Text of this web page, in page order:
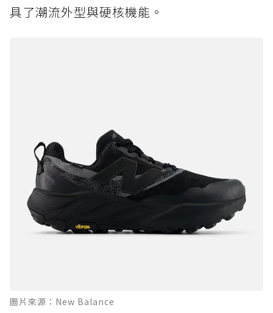
具了潮流外型與硬核機能。
圖片來源：New Balance